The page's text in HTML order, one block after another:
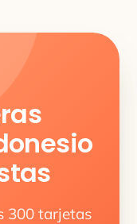
300 tarjetas